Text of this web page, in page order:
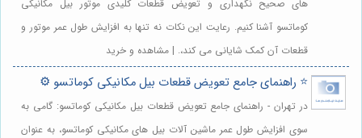
های صحیح نگهداری و تعویض قطعات کلیدی موتور بیل مکانیکی
کوماتسو آشنا کنیم. رعایت این نکات نه تنها به افزایش طول عمر موتور و
قطعات آن کمک شایانی می کند،. | مشاهده و خرید
⭐️ راهنمای جامع تعویض قطعات بیل مکانیکی کوماتسو ⚙️
در تهران - راهنمای جامع تعویض قطعات بیل مکانیکی کوماتسو: گامی به
سوی افزایش طول عمر ماشین آلات بیل های مکانیکی کوماتسو، به عنوان